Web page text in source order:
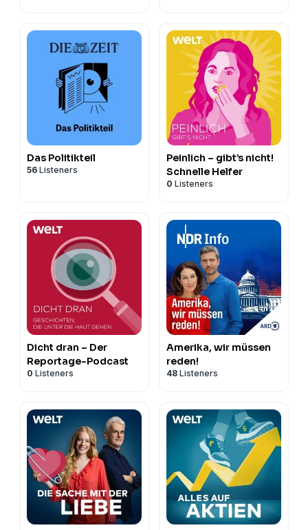
Das Politikteil
56 Listeners
Peinlich – gibt’s nicht!
Schnelle Helfer
0 Listeners
Dicht dran – Der
Reportage-Podcast
0 Listeners
Amerika, wir müssen
reden!
48 Listeners